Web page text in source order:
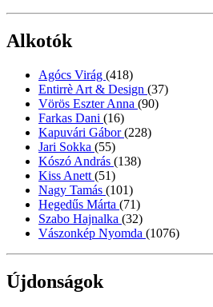
Alkotók
Agócs Virág (418)
Entirrè Art & Design (37)
Vörös Eszter Anna (90)
Farkas Dani (16)
Kapuvári Gábor(228)
Jari Sokka (55)
Kószó András (138)
Kiss Anett (51)
Nagy Tamás (101)
Hegedűs Márta (71)
Szabo Hajnalka (32)
Vászonkép Nyomda (1076)
Újdonságok